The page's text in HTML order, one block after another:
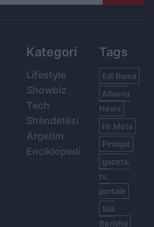
Kategori
Lifestyle
Showbiz
Tech
Shëndetësi
Argetim
Enciklopedi
Tags
Edi Rama
Albania
News
Ilir Meta
Piranjat
gazeta,
tv,
portale
Sali
Berisha